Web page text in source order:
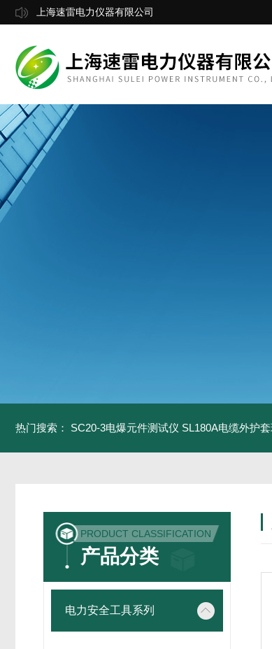
上海速雷电力仪器有限公司
热门搜索： SC20-3电爆元件测试仪 SL180A电缆外护
PRODUCT CLASSIFICATION
产品分类
电力安全工具系列